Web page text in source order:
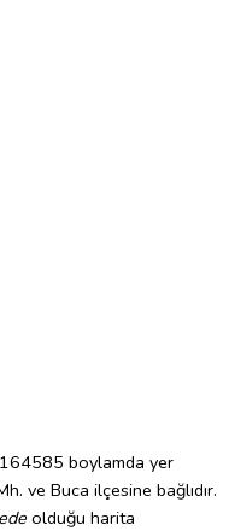
boylamda yer
ve Buca ilçesine bağlıdır.
olduğu harita